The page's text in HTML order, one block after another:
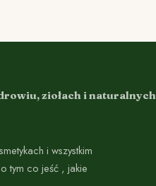
ziołach i naturalnych
i wszystkim
tym co jeść , jakie